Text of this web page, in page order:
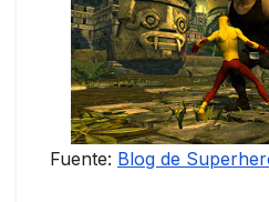
Fuente: Blog de